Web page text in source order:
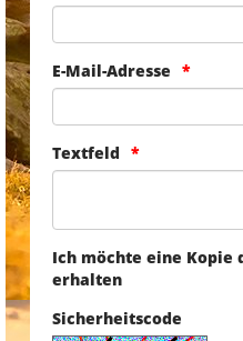
E-Mail-Adresse
Textfeld
Ich möchte eine Kopie
erhalten
Sicherheitscode